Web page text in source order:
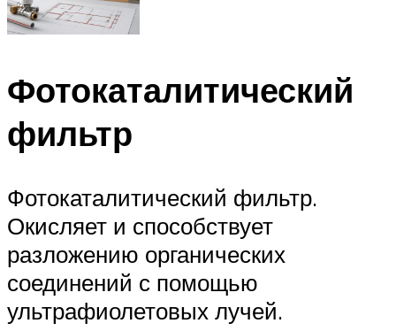
Фотокаталитический
фильтр
Фотокаталитический фильтр.
Окисляет и способствует
разложению органических
соединений с помощью
ультрафиолетовых лучей.